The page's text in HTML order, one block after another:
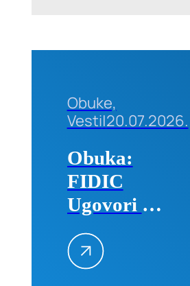
Obuke,
Vesti|20.07.2026.
Obuka:
FIDIC
Ugovori –
Primena na
projektima,
25–26.